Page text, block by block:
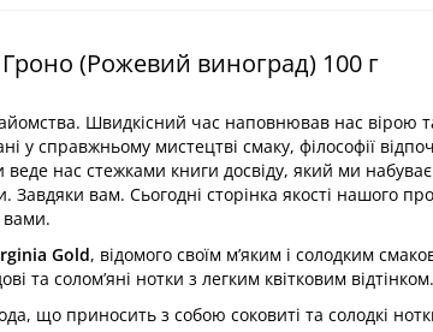
(Рожевий виноград) 100 г
Швидкісний час наповнював нас вірою
у справжньому мистецтві смаку, філософії
нас стежками книги досвіду, який ми
вам. Сьогодні сторінка якості нашого
вами.
Gold, відомого своїм м’яким і солодким
та солом’яні нотки з легким квітковим відтінком.
що приносить з собою соковиті та солодкі